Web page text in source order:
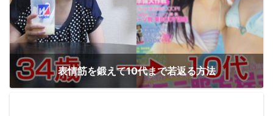
表情筋を鍛えて10代まで若返る方法